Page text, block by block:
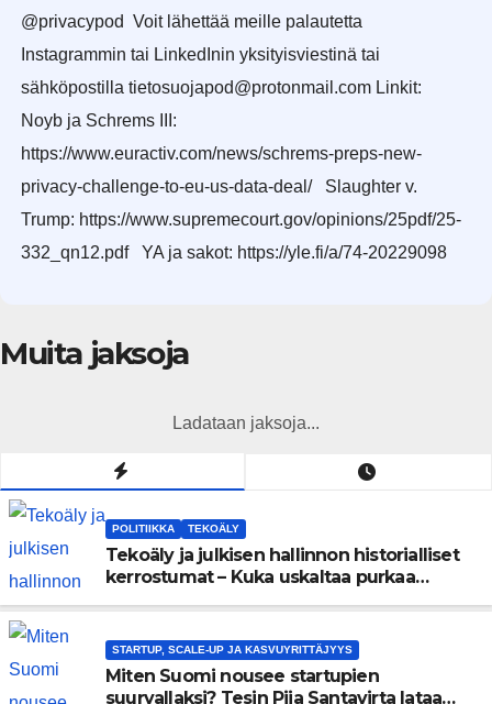
@privacypod Voit lähettää meille palautetta
Instagrammin tai LinkedInin yksityisviestinä tai
sähköpostilla tietosuojapod@protonmail.com Linkit:
Noyb ja Schrems III:
https://www.euractiv.com/news/schrems-preps-new-
privacy-challenge-to-eu-us-data-deal/ Slaughter v.
Trump: https://www.supremecourt.gov/opinions/25pdf/25-
332_qn12.pdf YA ja sakot: https://yle.fi/a/74-20229098
Muita jaksoja
Ladataan jaksoja...
POLITIIKKA TEKOÄLY
Tekoäly ja julkisen hallinnon historialliset
kerrostumat – Kuka uskaltaa purkaa
STARTUP, SCALE-UP JA KASVUYRITTÄJYYS
Miten Suomi nousee startupien
suurvallaksi? Tesin Piia Santavirta lataa